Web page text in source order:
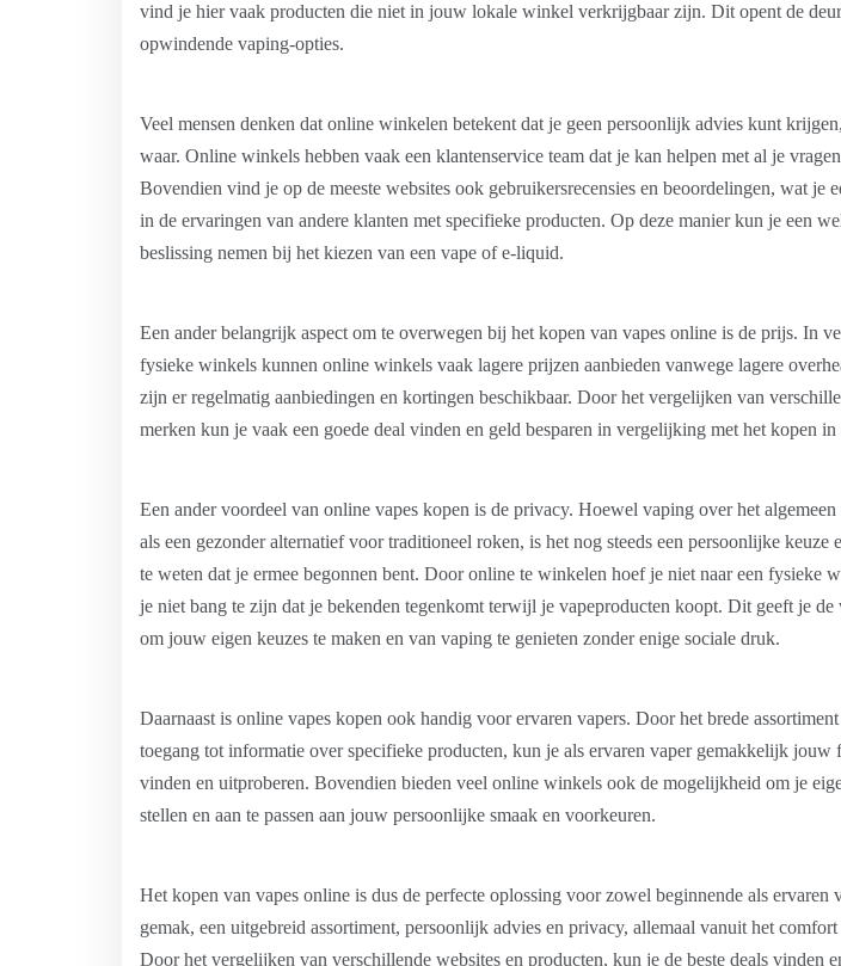
vind je hier vaak producten die niet in jouw lokale winkel verkrijgbaar zijn. Dit opent de
opwindende vaping-opties.
Veel mensen denken dat online winkelen betekent dat je geen persoonlijk advies kunt
waar. Online winkels hebben vaak een klantenservice team dat je kan helpen met al je
Bovendien vind je op de meeste websites ook gebruikersrecensies en beoordelingen, wat je
in de ervaringen van andere klanten met specifieke producten. Op deze manier kun je een
beslissing nemen bij het kiezen van een vape of e-liquid.
Een ander belangrijk aspect om te overwegen bij het kopen van vapes online is de prijs. In
fysieke winkels kunnen online winkels vaak lagere prijzen aanbieden vanwege lagere
zijn er regelmatig aanbiedingen en kortingen beschikbaar. Door het vergelijken van
merken kun je vaak een goede deal vinden en geld besparen in vergelijking met het kopen
Een ander voordeel van online vapes kopen is de privacy. Hoewel vaping over het
als een gezonder alternatief voor traditioneel roken, is het nog steeds een persoonlijke keuze
te weten dat je ermee begonnen bent. Door online te winkelen hoef je niet naar een fysieke
je niet bang te zijn dat je bekenden tegenkomt terwijl je vapeproducten koopt. Dit geeft je
om jouw eigen keuzes te maken en van vaping te genieten zonder enige sociale druk.
Daarnaast is online vapes kopen ook handig voor ervaren vapers. Door het brede
toegang tot informatie over specifieke producten, kun je als ervaren vaper gemakkelijk jouw
vinden en uitproberen. Bovendien bieden veel online winkels ook de mogelijkheid om je
stellen en aan te passen aan jouw persoonlijke smaak en voorkeuren.
Het kopen van vapes online is dus de perfecte oplossing voor zowel beginnende als ervaren
gemak, een uitgebreid assortiment, persoonlijk advies en privacy, allemaal vanuit het
Door het vergelijken van verschillende websites en producten, kun je de beste deals vinden